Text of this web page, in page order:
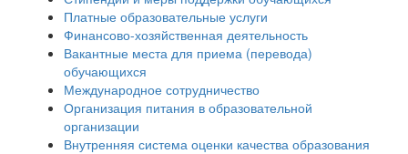
Платные образовательные услуги
Финансово-хозяйственная деятельность
Вакантные места для приема (перевода)
обучающихся
Международное сотрудничество
Организация питания в образовательной
организации
Внутренняя система оценки качества образования